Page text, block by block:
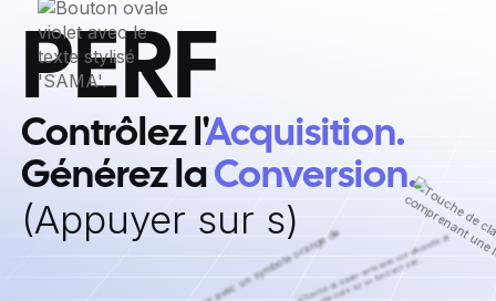
PERF
Contrôlez l'Acquisition. ‍
Générez la Conversion.
‍(Appuyer sur s)